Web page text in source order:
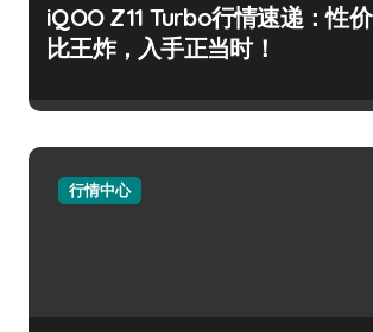
iQOO Z11 Turbo行情速递：性价
比王炸，入手正当时！
行情中心